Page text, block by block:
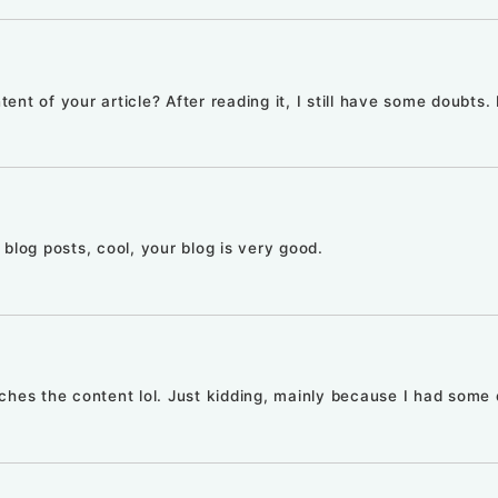
of your article? After reading it, I still have some doubts.
posts, cool, your blog is very good.
the content lol. Just kidding, mainly because I had